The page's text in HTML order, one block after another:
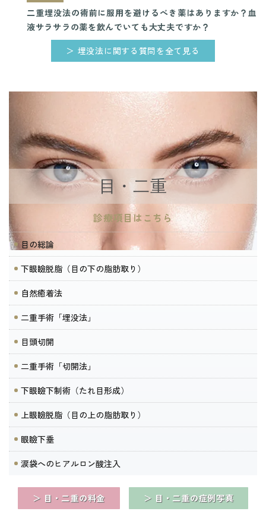
二重埋没法の術前に服用を避けるべき薬はありますか？血
液サラサラの薬を飲んでいても大丈夫ですか？
＞ 埋没法に関する質問を全て見る
目・二重
診療項目はこちら
目の総論
下眼瞼脱脂（目の下の脂肪取り）
自然癒着法
二重手術「埋没法」
目頭切開
二重手術「切開法」
下眼瞼下制術（たれ目形成）
上眼瞼脱脂（目の上の脂肪取り）
眼瞼下垂
涙袋へのヒアルロン酸注入
＞ 目・二重の料金 ＞ 目・二重の症例写真